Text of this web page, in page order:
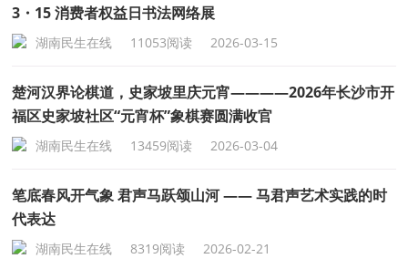
3・15 消费者权益日书法网络展
湖南民生在线 11053阅读 2026-03-15
楚河汉界论棋道，史家坡里庆元宵————2026年长沙市开
福区史家坡社区“元宵杯”象棋赛圆满收官
湖南民生在线 13459阅读 2026-03-04
笔底春风开气象 君声马跃颂山河 —— 马君声艺术实践的时
代表达
湖南民生在线 8319阅读 2026-02-21